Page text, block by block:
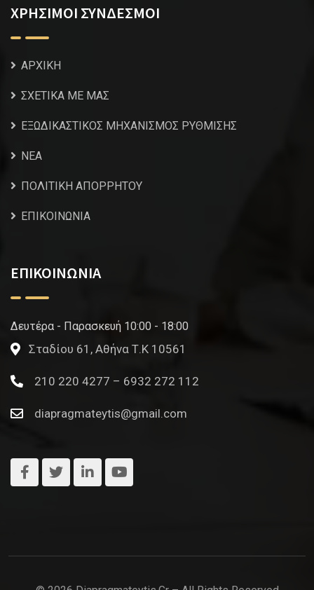
ΧΡΗΣΙΜΟΙ ΣΥΝΔΕΣΜΟΙ
ΑΡΧΙΚΗ
ΣΧΕΤΙΚΑ ΜΕ ΜΑΣ
ΕΞΩΔΙΚΑΣΤΙΚΟΣ ΜΗΧΑΝΙΣΜΟΣ ΡΥΘΜΙΣΗΣ
NEA
ΠΟΛΙΤΙΚΗ ΑΠΟΡΡΗΤΟΥ
ΕΠΙΚΟΙΝΩΝΙΑ
ΕΠΙΚΟΙΝΩΝΙΑ
Δευτέρα - Παρασκευή 10:00 - 18:00
Σταδίου 61, Αθήνα Τ.Κ 10561
210 220 4277 – 6932 272 112
diapragmateytis@gmail.com